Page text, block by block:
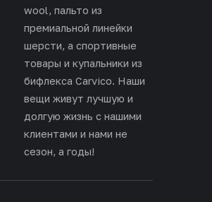
wool, пальто из
премиальной линейки
шерсти, а спортивные
товары и купальники из
бифлекса Carvico. Наши
вещи живут лучшую и
долгую жизнь с нашими
клиентами и нами не
сезон, а годы!